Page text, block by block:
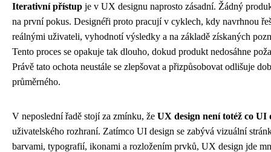
Iterativní přístup je v UX designu naprosto zásadní. Žádný
na první pokus. Designéři proto pracují v cyklech, kdy navrhnou
reálnými uživateli, vyhodnotí výsledky a na základě získaných
Tento proces se opakuje tak dlouho, dokud produkt nedosáhne
Právě tato ochota neustále se zlepšovat a přizpůsobovat odlišuje
průměrného.
V neposlední řadě stojí za zmínku, že UX design není totéž co UI
uživatelského rozhraní. Zatímco UI design se zabývá vizuální
barvami, typografií, ikonami a rozložením prvků, UX design jde